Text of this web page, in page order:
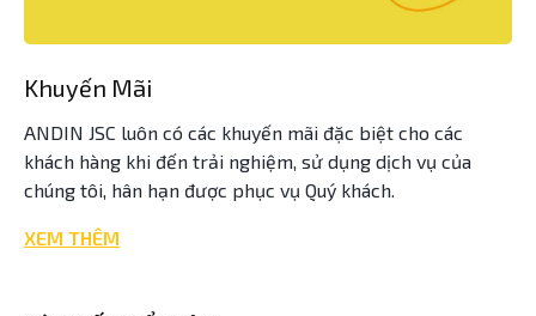
Khuyến Mãi
ANDIN JSC luôn có các khuyến mãi đặc biệt cho các
khách hàng khi đến trải nghiệm, sử dụng dịch vụ của
chúng tôi, hân hạn được phục vụ Quý khách.
XEM THÊM